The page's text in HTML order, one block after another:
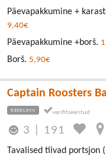
Päevapakkumine +
9,40€
Päevapakkumine +borš.
Borš. 5,90€
Captain Roosters
KESKLINN
3 191
Tavalised tiivad portsjon